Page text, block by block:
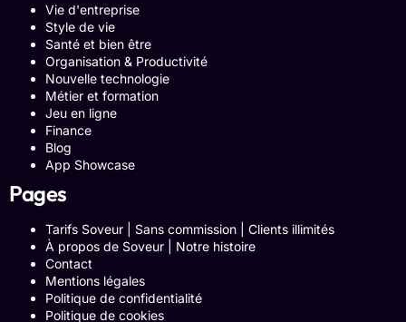
Vie d'entreprise
Style de vie
Santé et bien être
Organisation & Productivité
Nouvelle technologie
Métier et formation
Jeu en ligne
Finance
Blog
App Showcase
Pages
Tarifs Soveur | Sans commission | Clients illimités
À propos de Soveur | Notre histoire
Contact
Mentions légales
Politique de confidentialité
Politique de cookies